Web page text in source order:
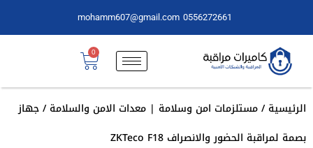
0556272661
mohamm607@gmail.com
0
الرئيسية/مستلزمات امن وسلامة | معدات الامن والسلامة/ جهاز
بصمة لمراقبة الحضور والانصراف ZKTeco F18